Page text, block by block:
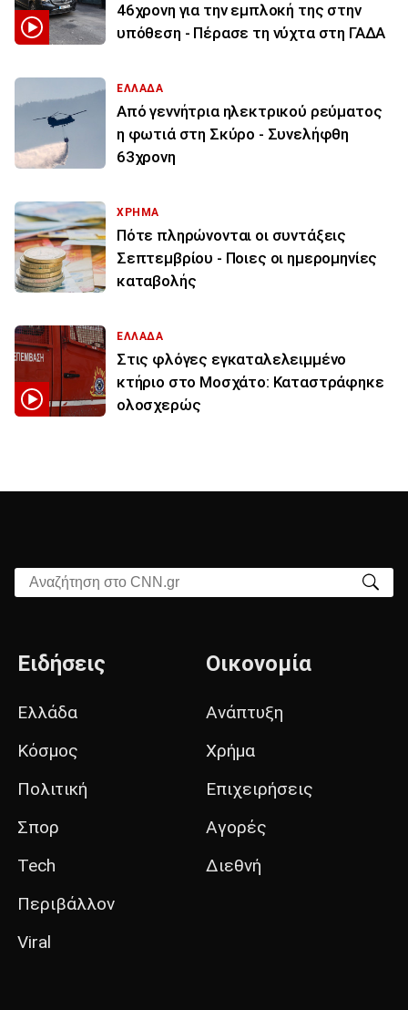
46χρονη για την εμπλοκή της στην
υπόθεση - Πέρασε τη νύχτα στη ΓΑΔΑ
ΕΛΛΑΔΑ
Από γεννήτρια ηλεκτρικού ρεύματος
η φωτιά στη Σκύρο - Συνελήφθη
63χρονη
ΧΡΗΜΑ
Πότε πληρώνονται οι συντάξεις
Σεπτεμβρίου - Ποιες οι ημερομηνίες
καταβολής
ΕΛΛΑΔΑ
Στις φλόγες εγκαταλελειμμένο
κτήριο στο Μοσχάτο: Καταστράφηκε
ολοσχερώς
Αναζήτηση στο CNN.gr
Ειδήσεις
Ελλάδα
Κόσμος
Πολιτική
Σπορ
Tech
Περιβάλλον
Viral
Οικονομία
Ανάπτυξη
Χρήμα
Επιχειρήσεις
Αγορές
Διεθνή